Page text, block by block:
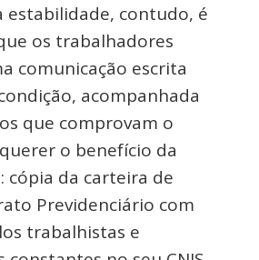
estabilidade, contudo, é
os trabalhadores
comunicação escrita
acompanhada
que comprovam o
o benefício da
cópia da carteira de
Previdenciário com
trabalhistas e